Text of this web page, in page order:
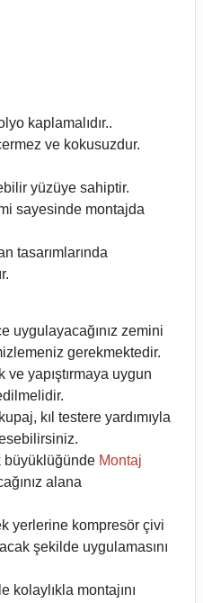
kaplamalıdır..
ve kokusuzdur.
yüzüye sahiptir.
sayesinde montajda
tasarımlarında
uygulayacağınız zemini
gerekmektedir.
yapıştırmaya uygun
kıl testere yardımıyla
büyüklüğünde Montaj
alana
yerlerine kompresör çivi
şekilde uygulamasını
kolaylıkla montajını